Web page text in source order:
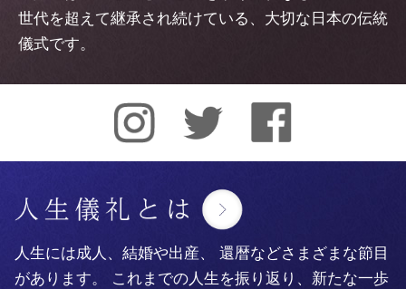
世代を超えて継承され続けている、大切な日本の伝統
儀式です。
人生には成人、結婚や出産、
還暦などさまざまな節目
があります。
これまでの人生を振り返り、新たな一歩